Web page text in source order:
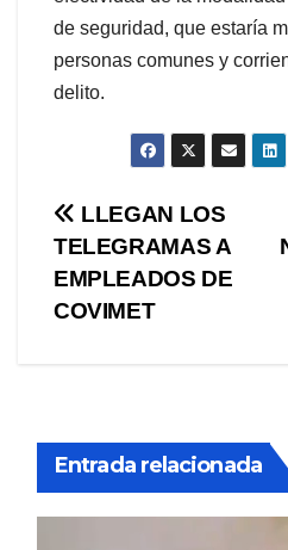
de seguridad, que estaría
personas comunes y
delito.
Navegación
de
entradas
LLEGAN LOS
TELEGRAMAS A
EMPLEADOS DE
COVIMET
Entrada relacionada